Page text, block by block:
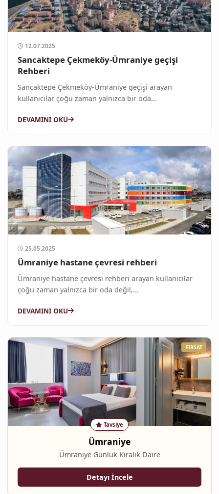
12.07.2025
Sancaktepe Çekmeköy-Ümraniye geçişi
Rehberi
Sancaktepe Çekmeköy-Ümraniye geçişi arayan
kullanıcılar çoğu zaman yalnızca bir oda...
DEVAMINI OKU
25.05.2025
Ümraniye hastane çevresi rehberi
Ümraniye hastane çevresi rehberi arayan kullanıcılar
çoğu zaman yalnızca bir oda değil,...
DEVAMINI OKU
Tavsiye
Ümraniye
Ümraniye Günlük Kiralık Daire
Detayı İncele